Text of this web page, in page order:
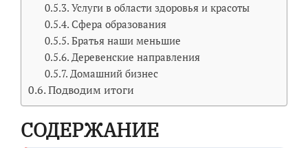
Услуги в области здоровья и красоты
Сфера образования
Братья наши меньшие
Деревенские направления
Домашний бизнес
Подводим итоги
СОДЕРЖАНИЕ